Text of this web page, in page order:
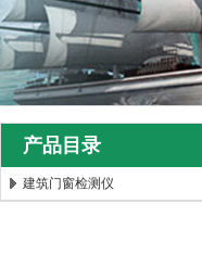
产品目录
建筑门窗检测仪